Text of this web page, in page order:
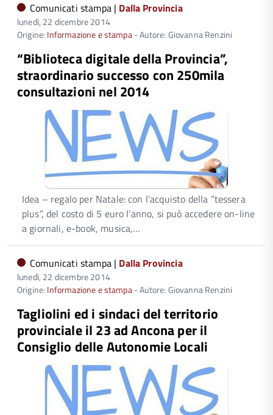
Comunicati stampa | Dalla Provincia
lunedì, 22 dicembre 2014
Origine: Informazione e stampa- Autore: Giovanna Renzini
“Biblioteca digitale della Provincia”,
straordinario successo con 250mila
consultazioni nel 2014
Idea – regalo per Natale: con l’acquisto della “tessera
plus”, del costo di 5 euro l’anno, si può accedere on-line
a giornali, e-book, musica,…
Comunicati stampa | Dalla Provincia
lunedì, 22 dicembre 2014
Origine: Informazione e stampa- Autore: Giovanna Renzini
Tagliolini ed i sindaci del territorio
provinciale il 23 ad Ancona per il
Consiglio delle Autonomie Locali